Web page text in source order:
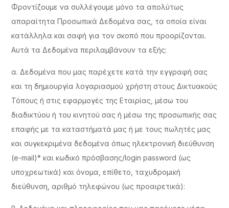
Φροντίζουμε να συλλέγουμε μόνο τα απολύτως
απαραίτητα Προσωπικά Δεδομένα σας, τα οποία είναι
κατάλληλα και σαφή για τον σκοπό που προορίζονται.
Αυτά τα Δεδομένα περιλαμβάνουν τα εξής:
α. Δεδομένα που μας παρέχετε κατά την εγγραφή σας
και τη δημιουργία λογαριασμού χρήστη στους Δικτυακούς
Τόπους ή στις εφαρμογές της Εταιρίας, μέσω του
διαδικτύου ή του κινητού σας ή μέσω της προσωπικής σας
επαφής με τα καταστήματά μας ή με τους πωλητές μας
και συγκεκριμένα δεδομένα όπως ηλεκτρονική διεύθυνση
(e-mail)* και κωδικό πρόσβασης/login password (ως
υποχρεωτικά) και όνομα, επίθετο, ταχυδρομική
διεύθυνση, αριθμό τηλεφώνου (ως προαιρετικά):